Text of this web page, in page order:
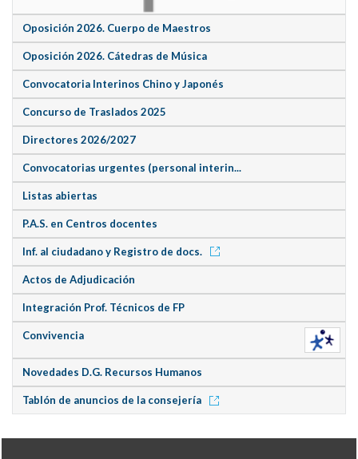
Oposición 2026. Cuerpo de Maestros
Oposición 2026. Cátedras de Música
Convocatoria Interinos Chino y Japonés
Concurso de Traslados 2025
Directores 2026/2027
Convocatorias urgentes (personal interin...
Listas abiertas
P.A.S. en Centros docentes
Inf. al ciudadano y Registro de docs.
Actos de Adjudicación
Integración Prof. Técnicos de FP
Convivencia
Novedades D.G. Recursos Humanos
Tablón de anuncios de la consejería